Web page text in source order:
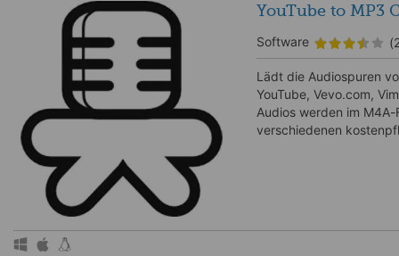
YouTube to MP3
Software
Lädt die Audiospuren
YouTube, Vevo.com,
Audios werden im
verschiedenen